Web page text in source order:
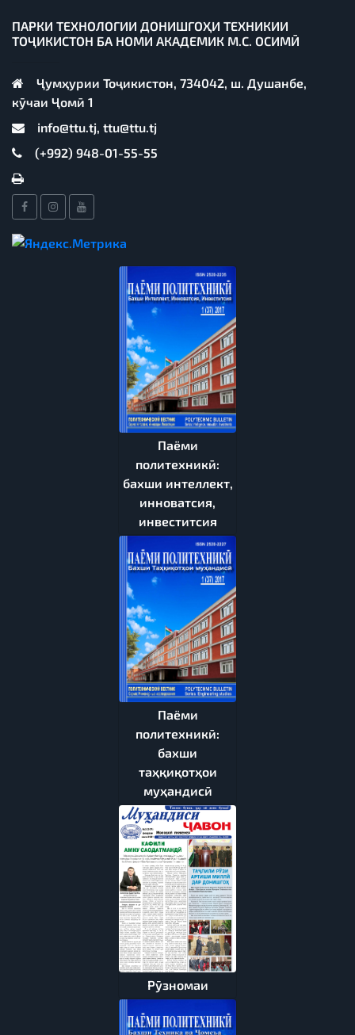
ПАРКИ ТЕХНОЛОГИИ ДОНИШГОҲИ ТЕХНИКИИ
ТОҶИКИСТОН БА НОМИ АКАДЕМИК М.С. ОСИМӢ
Ҷумҳурии Тоҷикистон, 734042, ш. Душанбе,
кӯчаи Ҷомӣ 1
info@ttu.tj, ttu@ttu.tj
(+992) 948-01-55-55
Паёми
политехникӣ:
бахши интеллект,
инноватсия,
инвеститсия
Паёми
политехникӣ:
бахши
таҳқиқотҳои
муҳандисӣ
Рӯзномаи